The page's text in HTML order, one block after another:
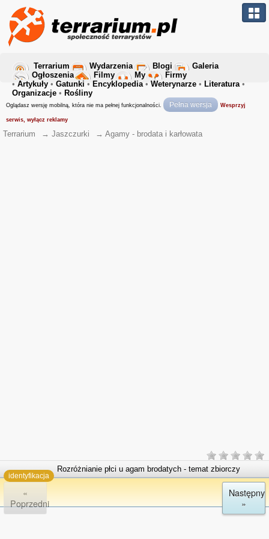
Terrarium Wydarzenia Blogi
Galeria
Ogłoszenia
Filmy My
Firmy
• Artykuły • Gatunki • Encyklopedia• Weterynarze • Literatura•
Organizacje • Rośliny
Oglądasz wersję mobilną, która nie ma pełnej funkcjonalności. Pełna wersja Wesprzyj
serwis, wyłącz reklamy
Terrarium → Jaszczurki → Agamy - brodata i karłowata
identyfikacja
Rozróżnianie płci u agam brodatych - temat zbiorczy
«
Poprzedni
Następny
»